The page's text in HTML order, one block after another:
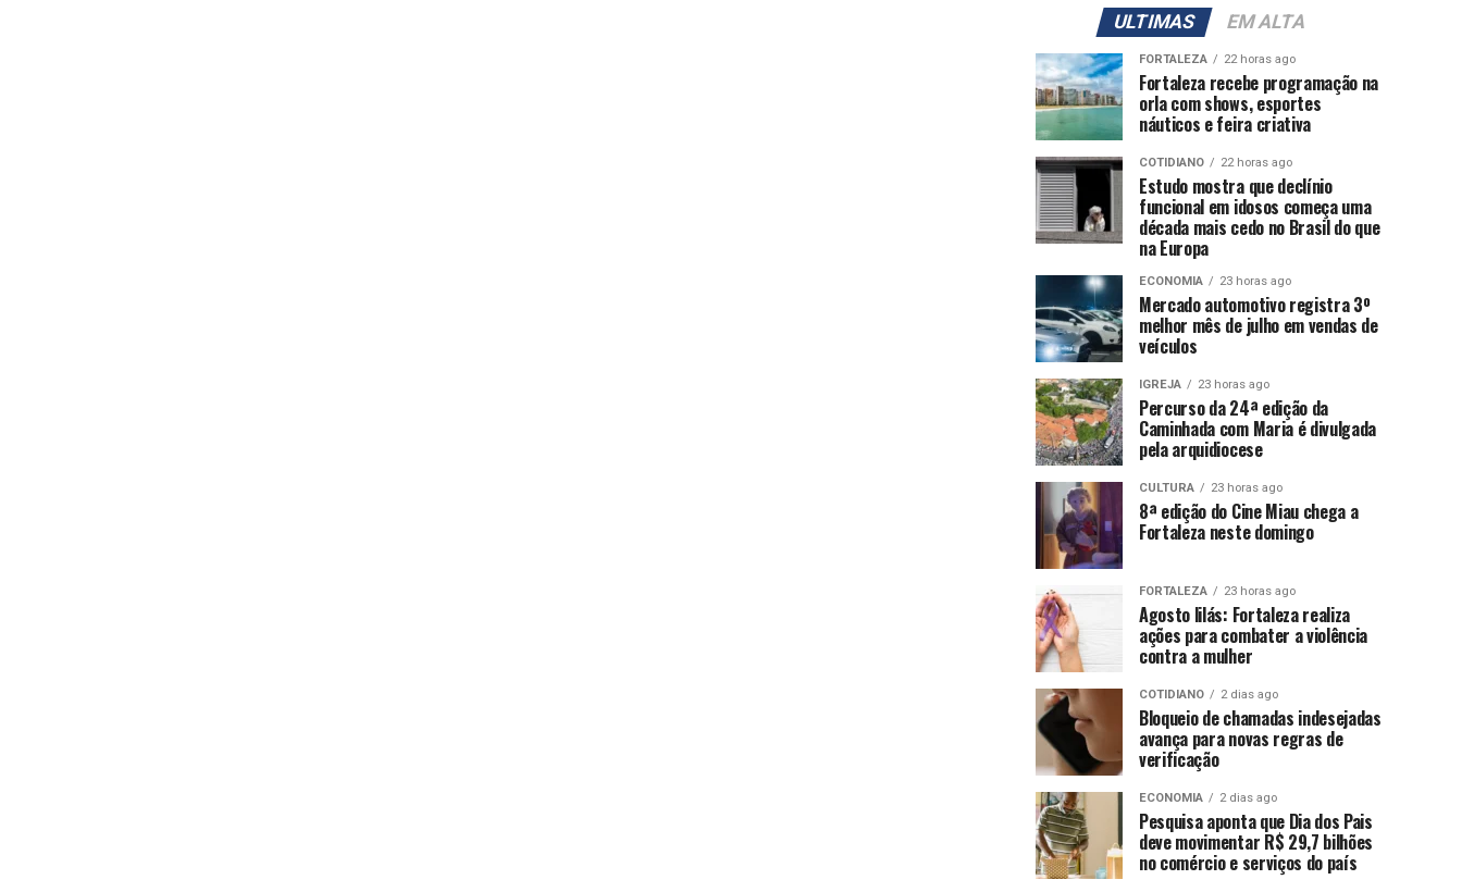
ULTIMAS EM ALTA
FORTALEZA 22 horas ago
Fortaleza recebe programação na
orla com shows, esportes
náuticos e feira criativa
COTIDIANO 22 horas ago
Estudo mostra que declínio
funcional em idosos começa uma
década mais cedo no Brasil do que
na Europa
ECONOMIA 23 horas ago
Mercado automotivo registra 3º
melhor mês de julho em vendas de
veículos
IGREJA 23 horas ago
Percurso da 24ª edição da
Caminhada com Maria é divulgada
pela arquidiocese
CULTURA 23 horas ago
8ª edição do Cine Miau chega a
Fortaleza neste domingo
FORTALEZA 23 horas ago
Agosto lilás: Fortaleza realiza
ações para combater a violência
contra a mulher
COTIDIANO 2 dias ago
Bloqueio de chamadas indesejadas
avança para novas regras de
verificação
ECONOMIA 2 dias ago
Pesquisa aponta que Dia dos Pais
deve movimentar R$ 29,7 bilhões
no comércio e serviços do país